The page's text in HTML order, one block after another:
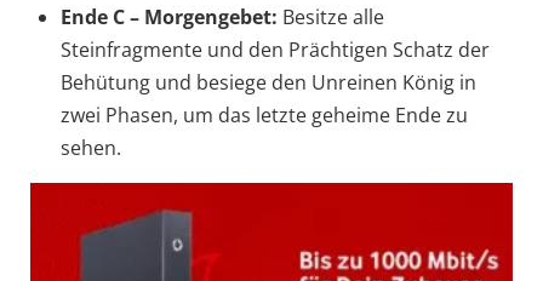
Ende C – Morgengebet: Besitze alle
Steinfragmente und den Prächtigen Schatz der
Behütung und besiege den Unreinen König in
zwei Phasen, um das letzte geheime Ende zu
sehen.